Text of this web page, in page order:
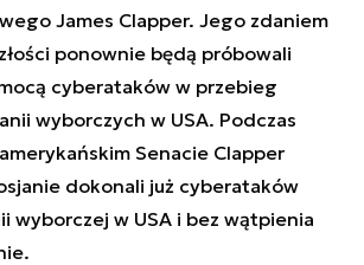
James Clapper. Jego zdaniem
ponownie będą próbowali
cyberataków w przebieg
wyborczych w USA. Podczas
Senacie Clapper
dokonali już cyberataków
wyborczej w USA i bez wątpienia